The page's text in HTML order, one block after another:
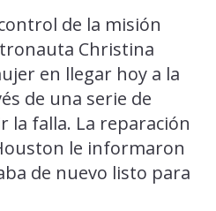
de la misión
Christina
en llegar hoy a la
de una serie de
la falla. La reparación
le informaron
de nuevo listo para